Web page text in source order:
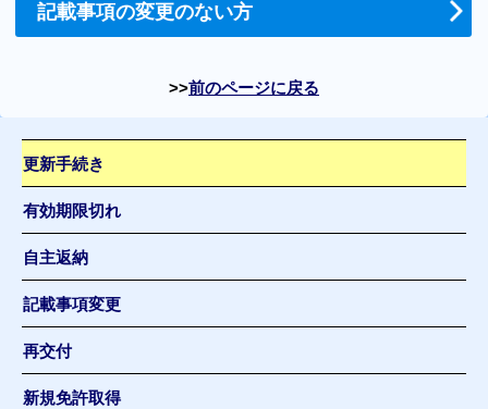
記載事項の変更のない方
前のページに戻る
更新手続き
有効期限切れ
自主返納
記載事項変更
再交付
新規免許取得